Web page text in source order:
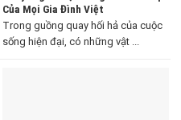
Của Mọi Gia Đình Việt
Trong guồng quay hối hả của cuộc
sống hiện đại, có những vật ...